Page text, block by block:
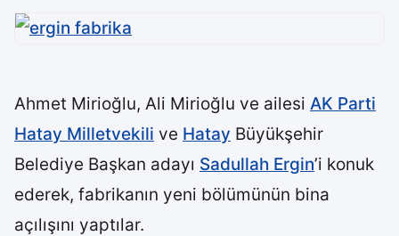
Ahmet Mirioğlu, Ali Mirioğlu ve ailesi AK Parti
Hatay Milletvekili ve Hatay Büyükşehir
Belediye Başkan adayı Sadullah Ergin’i konuk
ederek, fabrikanın yeni bölümünün bina
açılışını yaptılar.